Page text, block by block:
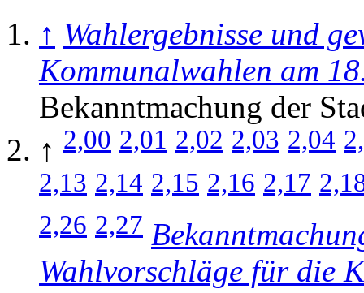
↑ Wahlergebnisse und
Kommunalwahlen am
Bekanntmachung der
↑ 2,00 2,01 2,02 2,03 2,04
2,13 2,14 2,15 2,16 2,17
2,26 2,27
Wahlvorschläge für die